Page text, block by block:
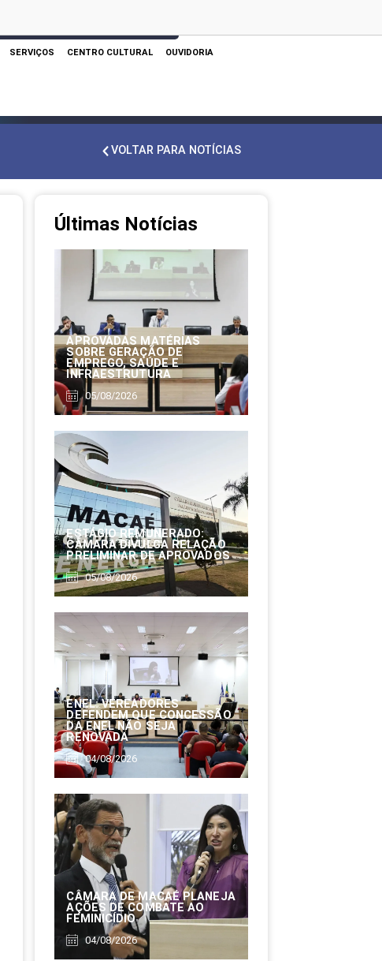
SERVIÇOS CENTRO CULTURAL OUVIDORIA
VOLTAR PARA NOTÍCIAS
Últimas Notícias
APROVADAS MATÉRIAS
SOBRE GERAÇÃO DE
EMPREGO, SAÚDE E
INFRAESTRUTURA
05/08/2026
ESTÁGIO REMUNERADO:
CÂMARA DIVULGA RELAÇÃO
PRELIMINAR DE APROVADOS
05/08/2026
ENEL: VEREADORES
DEFENDEM QUE CONCESSÃO
DA ENEL NÃO SEJA
RENOVADA
04/08/2026
CÂMARA DE MACAÉ PLANEJA
AÇÕES DE COMBATE AO
FEMINICÍDIO
04/08/2026